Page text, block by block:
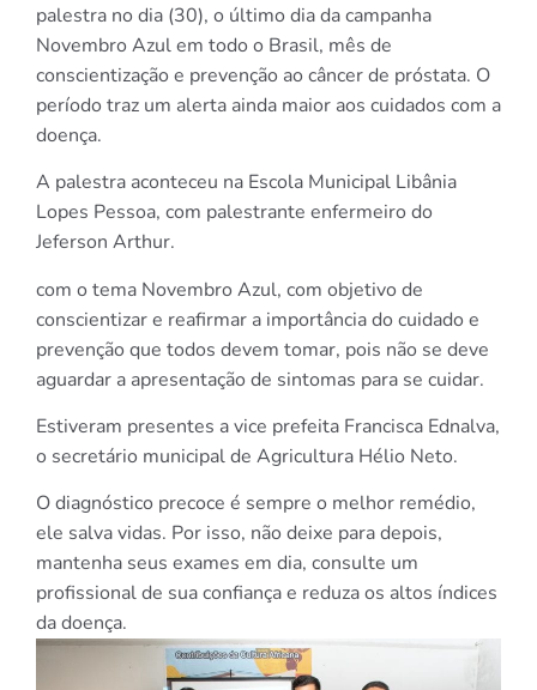
palestra no dia (30), o último dia da campanha
Novembro Azul em todo o Brasil, mês de
conscientização e prevenção ao câncer de próstata. O
período traz um alerta ainda maior aos cuidados com a
doença.
A palestra aconteceu na Escola Municipal Libânia
Lopes Pessoa, com palestrante enfermeiro do
Jeferson Arthur.
com o tema Novembro Azul, com objetivo de
conscientizar e reafirmar a importância do cuidado e
prevenção que todos devem tomar, pois não se deve
aguardar a apresentação de sintomas para se cuidar.
Estiveram presentes a vice prefeita Francisca Ednalva,
o secretário municipal de Agricultura Hélio Neto.
O diagnóstico precoce é sempre o melhor remédio,
ele salva vidas. Por isso, não deixe para depois,
mantenha seus exames em dia, consulte um
profissional de sua confiança e reduza os altos índices
da doença.